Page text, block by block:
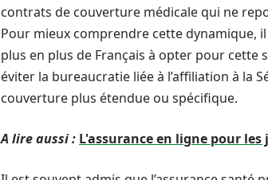
contrats de couverture médicale qui ne
Pour mieux comprendre cette dynamique,
plus en plus de Français à opter pour
éviter la bureaucratie liée à l’affiliation à la
couverture plus étendue ou spécifique.
A lire aussi : L'assurance en ligne pour